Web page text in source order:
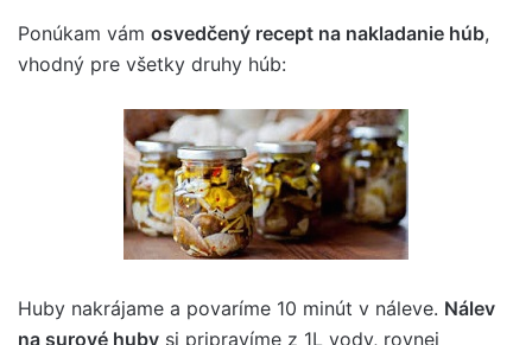
Ponúkam vám osvedčený recept na nakladanie húb,
vhodný pre všetky druhy húb:
Huby nakrájame a povaríme 10 minút v náleve. Nálev
na surové huby si pripravíme z 1L vody, rovnej